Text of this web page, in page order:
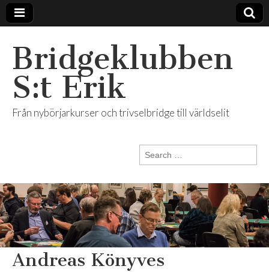
Bridgeklubben
S:t Erik
Från nybörjarkurser och trivselbridge till världselit
Search
for:
Andreas Könyves